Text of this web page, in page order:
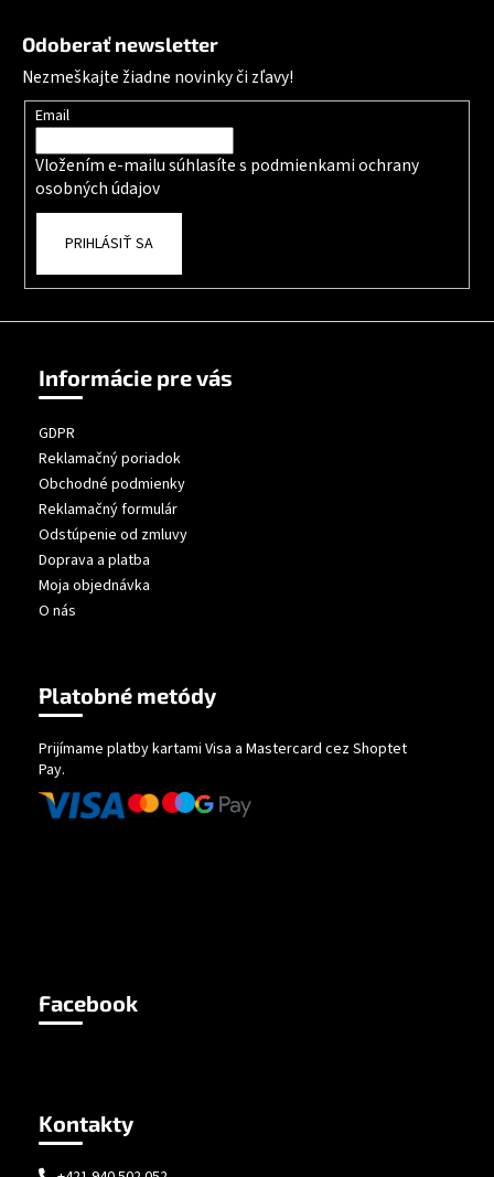
Odoberať newsletter
Nezmeškajte žiadne novinky či zľavy!
Email
Vložením e-mailu súhlasíte s podmienkami ochrany
osobných údajov
PRIHLÁSIŤ SA
Informácie pre vás
GDPR
Reklamačný poriadok
Obchodné podmienky
Reklamačný formulár
Odstúpenie od zmluvy
Doprava a platba
Moja objednávka
O nás
Platobné metódy
Prijímame platby kartami Visa a Mastercard cez Shoptet
Pay.
Facebook
Kontakty